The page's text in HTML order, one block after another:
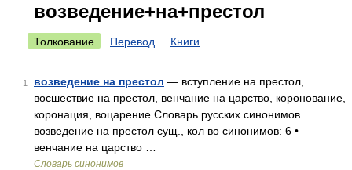
возведение+на+престол
Толкование Перевод Книги
1 возведение на престол — вступление на престол,
восшествие на престол, венчание на царство, коронование,
коронация, воцарение Словарь русских синонимов.
возведение на престол сущ., кол во синонимов: 6 •
венчание на царство …
Словарь синонимов